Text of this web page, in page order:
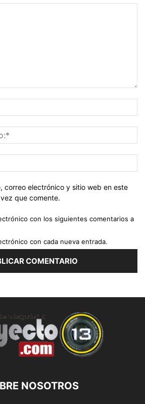
correo electrónico y sitio web en este
que comente.
con los siguientes comentarios a
con cada nueva entrada.
NOSOTROS